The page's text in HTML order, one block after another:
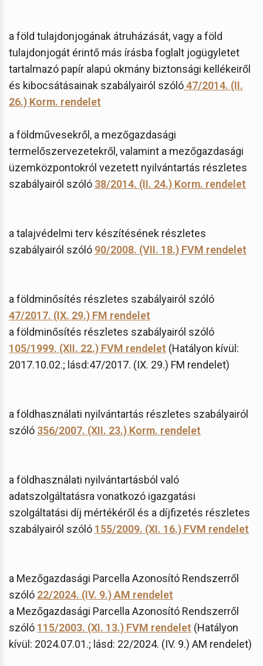
a föld tulajdonjogának átruházását, vagy a föld
tulajdonjogát érintő más írásba foglalt jogügyletet
tartalmazó papír alapú okmány biztonsági kellékeiről
és kibocsátásainak szabályairól szóló47/2014. (II.
26.) Korm. rendelet
a földművesekről, a mezőgazdasági
termelőszervezetekről, valamint a mezőgazdasági
üzemközpontokról vezetett nyilvántartás részletes
szabályairól szóló 38/2014. (II. 24.) Korm. rendelet
a talajvédelmi terv készítésének részletes
szabályairól szóló 90/2008. (VII. 18.) FVM rendelet
a földminősítés részletes szabályairól szóló
47/2017. (IX. 29.) FM rendelet
a földminősítés részletes szabályairól szóló
105/1999. (XII. 22.) FVM rendelet (Hatályon kívül:
2017.10.02.; lásd:47/2017. (IX. 29.) FM rendelet)
a földhasználati nyilvántartás részletes szabályairól
szóló 356/2007. (XII. 23.) Korm. rendelet
a földhasználati nyilvántartásból való
adatszolgáltatásra vonatkozó igazgatási
szolgáltatási díj mértékéről és a díjfizetés részletes
szabályairól szóló 155/2009. (XI. 16.) FVM rendelet
a Mezőgazdasági Parcella Azonosító Rendszerről
szóló 22/2024. (IV. 9.) AM rendelet
a Mezőgazdasági Parcella Azonosító Rendszerről
szóló 115/2003. (XI. 13.) FVM rendelet (Hatályon
kívül: 2024.07.01.; lásd: 22/2024. (IV. 9.) AM rendelet)